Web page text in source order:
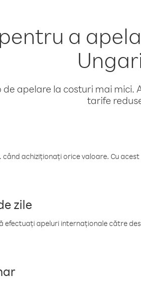
a
apelare la costuri mai
tarife
achiziționați orice valoare. Cu
zile
efectuați apeluri internaționale către